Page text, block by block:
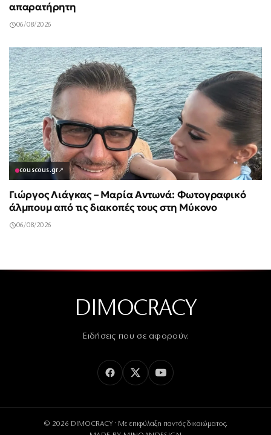
απαρατήρητη
06/08/2026
couscous.gr↗
Γιώργος Λιάγκας – Μαρία Αντωνά: Φωτογραφικό
άλμπουμ από τις διακοπές τους στη Μύκονο
06/08/2026
DIMOCRACY
Ειδήσεις που σε αφορούν.
© 2026 DIMOCRACY · Με επιφύλαξη παντός δικαιώματος.